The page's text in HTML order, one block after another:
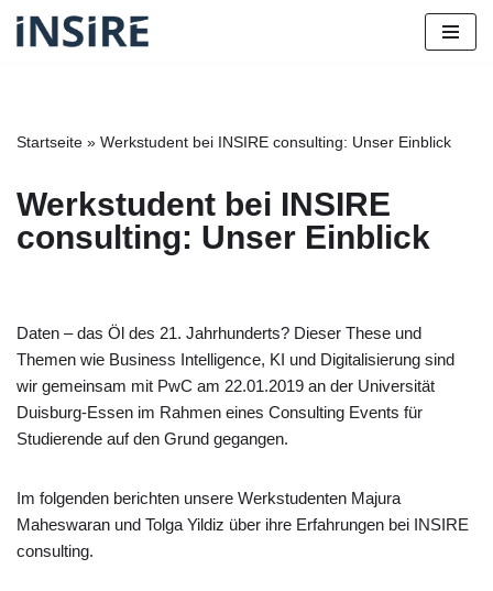
Startseite » Werkstudent bei INSIRE consulting: Unser Einblick
Werkstudent bei INSIRE
consulting: Unser Einblick
Daten – das Öl des 21. Jahrhunderts? Dieser These und
Themen wie Business Intelligence, KI und Digitalisierung sind
wir gemeinsam mit PwC am 22.01.2019 an der Universität
Duisburg-Essen im Rahmen eines Consulting Events für
Studierende auf den Grund gegangen.
Im folgenden berichten unsere Werkstudenten Majura
Maheswaran und Tolga Yildiz über ihre Erfahrungen bei INSIRE
consulting.